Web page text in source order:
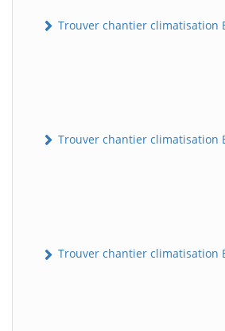
Trouver chantier climatisation
Trouver chantier climatisation
Trouver chantier climatisation